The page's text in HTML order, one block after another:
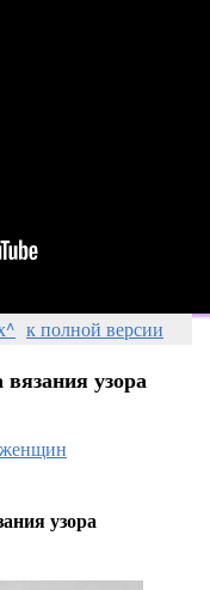
к полной версии
узора
узора